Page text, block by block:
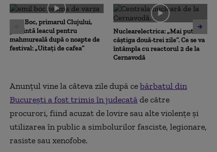
0
seconds
Emil Boc, primarul Clujului,
prezintă leacul pentru
mahmureală după o noapte de
festival: „Uitați de cafea”
Nuclearelectrica: „Mai putem
câștiga două-trei zile”. Ce se va
întâmpla cu reactorul 2 de la
Cernavodă
Anunțul vine la câteva zile după cebărbatul din
București a fost trimis în judecatăde către
procurori, fiind acuzat de lovire sau alte violenţe şi
utilizarea în public a simbolurilor fasciste, legionare,
rasiste sau xenofobe.